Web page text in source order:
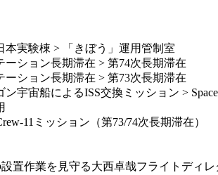
本実験棟 > 「きぼう」運用管制室
ション長期滞在 > 第74次長期滞在
ション長期滞在 > 第73次長期滞在
宇宙船によるISS交換ミッション >
11ミッション（第73/74次長期滞在）
置作業を見守る大西卓哉フライトディレ